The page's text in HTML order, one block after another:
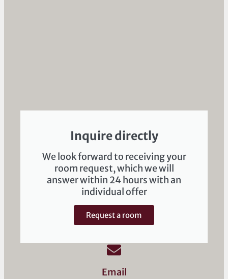
Inquire directly
We look forward to receiving your
room request, which we will
answer within 24 hours with an
individual offer
Request a room
Email